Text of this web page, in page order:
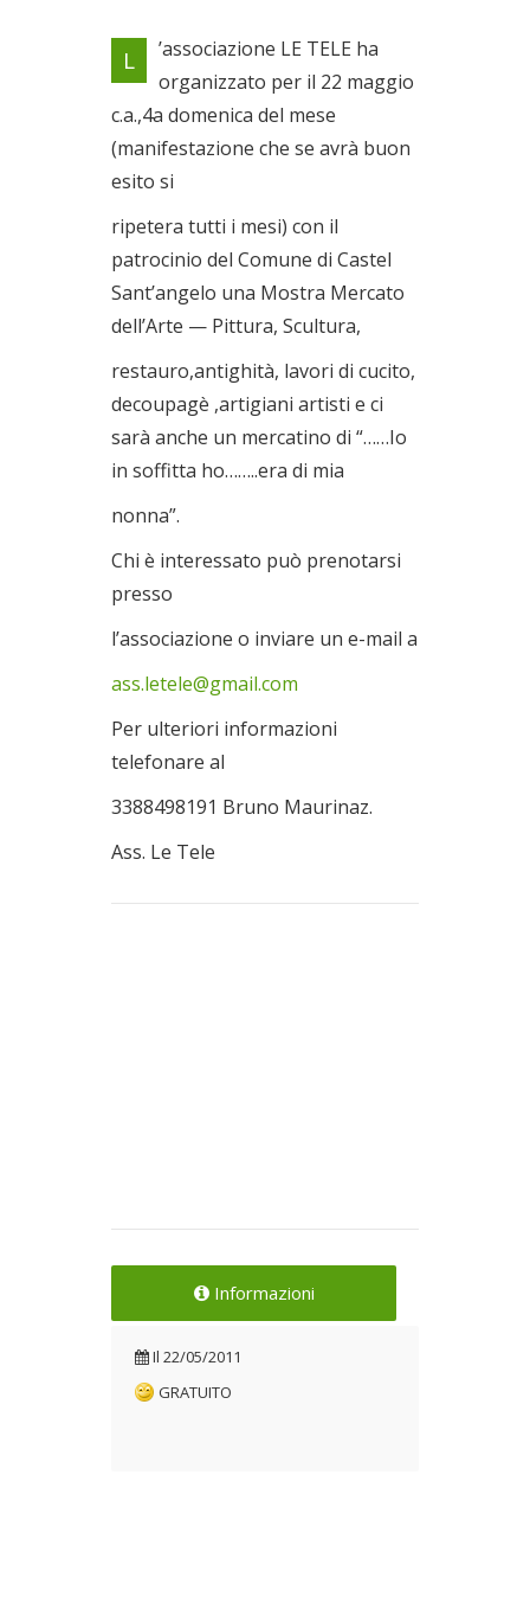
Locandina evento
Il 22/05/2011
L
’associazione LE TELE ha
organizzato per il 22 maggio
c.a.,4a domenica del mese
(manifestazione che se avrà buon
esito si
ripetera tutti i mesi) con il
patrocinio del Comune di Castel
Sant’angelo una Mostra Mercato
dell’Arte — Pittura, Scultura,
restauro,antighità, lavori di cucito,
decoupagè ,artigiani artisti e ci
sarà anche un mercatino di “……Io
in soffitta ho……..era di mia
nonna”.
Chi è interessato può prenotarsi
presso
l’associazione o inviare un e-mail a
ass.letele@gmail.com
Per ulteriori informazioni
telefonare al
3388498191 Bruno Maurinaz.
Ass. Le Tele
Informazioni
Il 22/05/2011
GRATUITO